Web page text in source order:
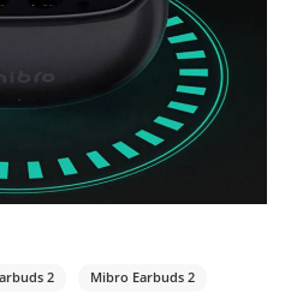
2 Mibro Earbuds 2